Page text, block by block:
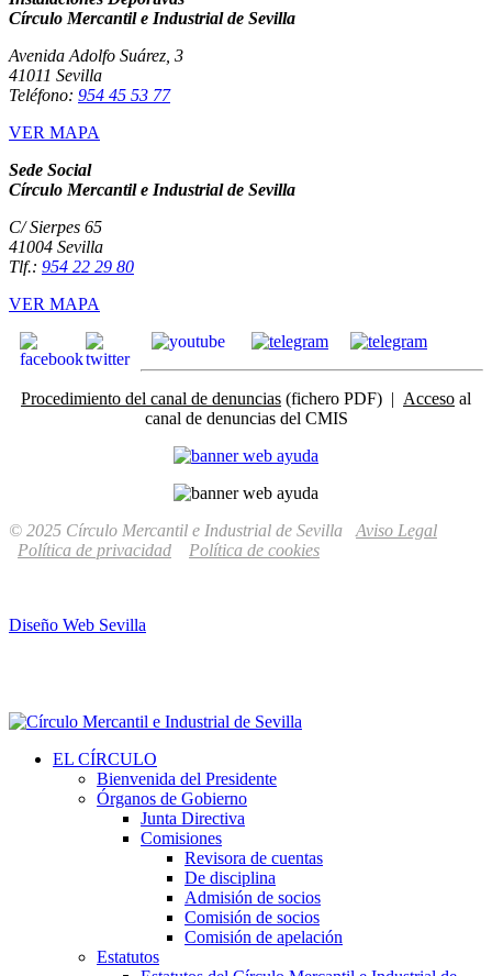
Círculo Mercantil e Industrial de Sevilla
Avenida Adolfo Suárez, 3
41011 Sevilla
Teléfono: 954 45 53 77
VER MAPA
Sede Social
Círculo Mercantil e Industrial de Sevilla
C/ Sierpes 65
41004 Sevilla
Tlf.: 954 22 29 80
VER MAPA
Procedimiento del canal de denuncias (fichero PDF) | Acceso al
canal de denuncias del CMIS
© 2025 Círculo Mercantil e Industrial de Sevilla Aviso Legal
Política de privacidad
Política de cookies
Diseño Web Sevilla
EL CÍRCULO
Bienvenida del Presidente
Órganos de Gobierno
Junta Directiva
Comisiones
Revisora de cuentas
De disciplina
Admisión de socios
Comisión de socios
Comisión de apelación
Estatutos